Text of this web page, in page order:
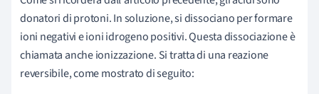
donatori di protoni. In soluzione, si dissociano per formare
ioni negativi e ioni idrogeno positivi. Questa dissociazione è
chiamata anche ionizzazione. Si tratta di una reazione
reversibile, come mostrato di seguito: